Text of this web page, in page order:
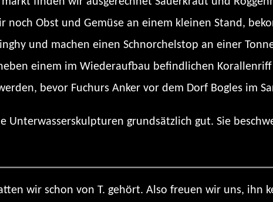
noch Obst und Gemüse an einem kleinen Stand,
und machen einen Schnorchelstop an einer
einem im Wiederaufbau befindlichen
bevor Fuchurs Anker vor dem Dorf Bogles im
Unterwasserskulpturen grundsätzlich gut. Sie
wir schon von T. gehört. Also freuen wir uns, ihn